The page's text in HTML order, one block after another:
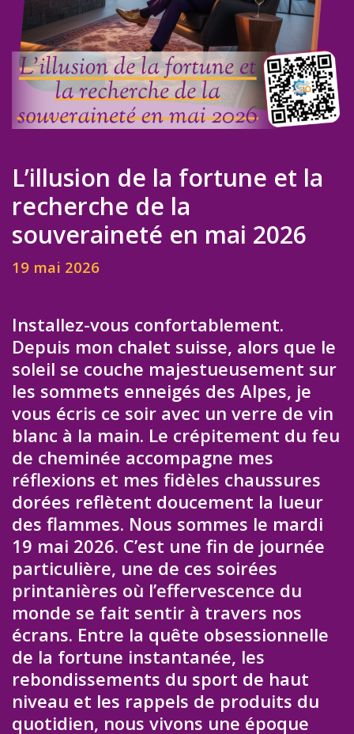
L’illusion de la fortune et la
recherche de la
souveraineté en mai 2026
19 mai 2026
Installez-vous confortablement.
Depuis mon chalet suisse, alors que le
soleil se couche majestueusement sur
les sommets enneigés des Alpes, je
vous écris ce soir avec un verre de vin
blanc à la main. Le crépitement du feu
de cheminée accompagne mes
réflexions et mes fidèles chaussures
dorées reflètent doucement la lueur
des flammes. Nous sommes le mardi
19 mai 2026. C’est une fin de journée
particulière, une de ces soirées
printanières où l’effervescence du
monde se fait sentir à travers nos
écrans. Entre la quête obsessionnelle
de la fortune instantanée, les
rebondissements du sport de haut
niveau et les rappels de produits du
quotidien, nous vivons une époque